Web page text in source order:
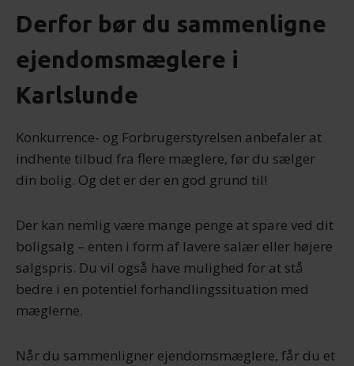
Derfor bør du sammenligne
ejendomsmæglere i
Karlslunde
Konkurrence- og Forbrugerstyrelsen anbefaler at
indhente tilbud fra flere mæglere, før du sælger
din bolig. Og det er der en god grund til!
Der kan nemlig være mange penge at spare ved dit
boligsalg – enten i form af lavere salær eller højere
salgspris. Du vil også have mulighed for at stå
bedre i en potentiel forhandlingssituation med
mæglerne.
Når du sammenligner ejendomsmæglere, får du et